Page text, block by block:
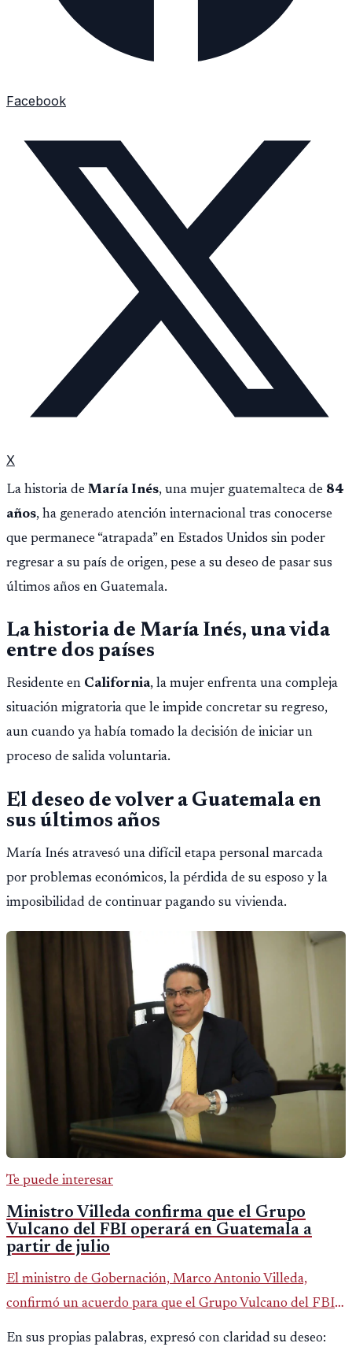
Facebook
X
La historia de María Inés, una mujer guatemalteca de 84
años, ha generado atención internacional tras conocerse
que permanece “atrapada” en Estados Unidos sin poder
regresar a su país de origen, pese a su deseo de pasar sus
últimos años en Guatemala.
La historia de María Inés, una vida
entre dos países
Residente en California, la mujer enfrenta una compleja
situación migratoria que le impide concretar su regreso,
aun cuando ya había tomado la decisión de iniciar un
proceso de salida voluntaria.
El deseo de volver a Guatemala en
sus últimos años
María Inés atravesó una difícil etapa personal marcada
por problemas económicos, la pérdida de su esposo y la
imposibilidad de continuar pagando su vivienda.
Te puede interesar
Ministro Villeda confirma que el Grupo
Vulcano del FBI operará en Guatemala a
partir de julio
El ministro de Gobernación, Marco Antonio Villeda,
confirmó un acuerdo para que el Grupo Vulcano del FBI
En sus propias palabras, expresó con claridad su deseo: